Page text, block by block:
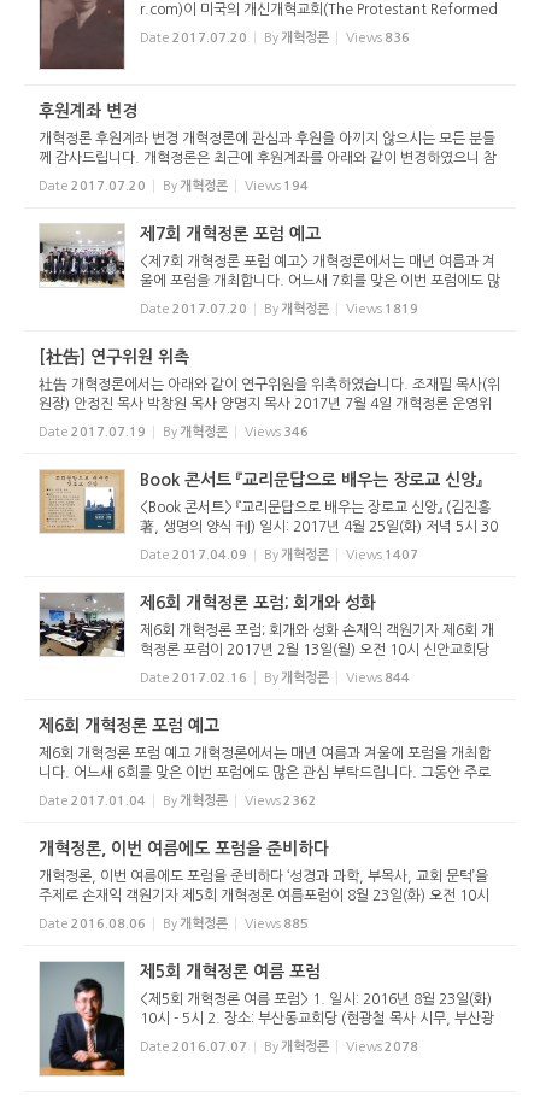
r.com)이 미국의 개신개혁교회(The Protestant Reformed
Church in America; PRCA)의 Ronald Cammenga 교수님
을 모시고 “개혁교회는 신학교육을 어떻게 해야 하는가?”라는
Date 2017.07.20 By 개혁정론 Views 836
후원계좌 변경
개혁정론 후원계좌 변경 개혁정론에 관심과 후원을 아끼지 않으시는 모든 분들
께 감사드립니다. 개혁정론은 최근에 후원계좌를 아래와 같이 변경하였으니 참
고해 주시기 바랍니다. 아울러 지속적인 관심과 후원 부탁드립니다. 개혁정론은
전적으로 여러분들의...
Date 2017.07.20 By 개혁정론 Views 194
제7회 개혁정론 포럼 예고
<제7회 개혁정론 포럼 예고> 개혁정론에서는 매년 여름과 겨
울에 포럼을 개최합니다. 어느새 7회를 맞은 이번 포럼에도 많
은 관심 부탁드립니다. 그동안 주로 대구와 부산에서 모였는데
이번에는 빛고을 광주(光州)에서 열리게 되는 첫 포럼입니다.
Date 2017.07.20 By 개혁정론 Views 1819
[社告] 연구위원 위촉
社告 개혁정론에서는 아래와 같이 연구위원을 위촉하였습니다. 조재필 목사(위
원장) 안정진 목사 박창원 목사 양명지 목사 2017년 7월 4일 개혁정론 운영위
Date 2017.07.19 By 개혁정론 Views 346
Book 콘서트 『교리문답으로 배우는 장로교 신앙』
<Book 콘서트> 『교리문답으로 배우는 장로교 신앙』 (김진흥
著, 생명의 양식 刊) 일시: 2017년 4월 25일(화) 저녁 5시 30
분 (저녁식사 제공) 장소: 대구산성교회당(황원하 목사 시무,
대구 북구 대동로 52-12) 참가비: 5,000원 (대구은행 508-11
Date 2017.04.09 By 개혁정론 Views 1407
제6회 개혁정론 포럼; 회개와 성화
제6회 개혁정론 포럼; 회개와 성화 손재익 객원기자 제6회 개
혁정론 포럼이 2017년 2월 13일(월) 오전 10시 신안교회당
(경기도 군포시 소재, 최경훈 목사 시무)에서 열렸다. 개혁정
론은 매년 2월과 8월에 포럼을 통해 개혁정론을 소개하고, 개
Date 2017.02.16 By 개혁정론 Views 844
제6회 개혁정론 포럼 예고
제6회 개혁정론 포럼 예고 개혁정론에서는 매년 여름과 겨울에 포럼을 개최합
니다. 어느새 6회를 맞은 이번 포럼에도 많은 관심 부탁드립니다. 그동안 주로
대구와 부산에서 모였는데 이번에는 수도권 지역에 거주하시는 독자들을 위하
여 군포에서 개최합니다...
Date 2017.01.04 By 개혁정론 Views2362
개혁정론, 이번 여름에도 포럼을 준비하다
개혁정론, 이번 여름에도 포럼을 준비하다 ‘성경과 과학, 부목사, 교회 문턱’을
주제로 손재익 객원기자 제5회 개혁정론 여름포럼이 8월 23일(화) 오전 10시
부산동교회당(현광철 목사 시무, 부산광역시 남구 지게골로 128-38/051-642
-6555)에서 개최된다. 매...
Date 2016.08.06 By 개혁정론 Views 885
제5회 개혁정론 여름 포럼
<제5회 개혁정론 여름 포럼> 1. 일시: 2016년 8월 23일(화)
10시 - 5시 2. 장소: 부산동교회당 (현광철 목사 시무, 부산광
역시 남구 지게골로 128-38, 051-642-6555) 3. 사전접수:
선착순 60명, 등록비 5,000원(교재, 식사, 간식 포함) 4. 등록
Date 2016.07.07 By 개혁정론 Views2078